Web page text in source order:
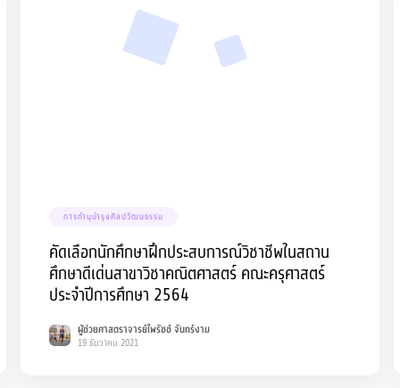
การทำนุบำรุงศิลปวัฒนธรรม
คัดเลือกนักศึกษาฝึกประสบการณ์วิชาชีพในสถาน
ศึกษาดีเด่นสาขาวิชาคณิตศาสตร์ คณะครุศาสตร์
ประจำปีการศึกษา 2564
ผู้ช่วยศาสตราจารย์ไพรัชช์ จันทร์งาม
19 ธันวาคม 2021